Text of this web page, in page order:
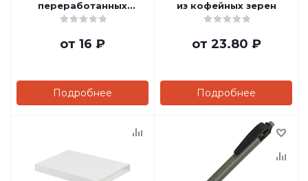
переработанных
контейнеров
от 16 ₽
Подробнее
из кофейных зерен
от 23.80 ₽
Подробнее